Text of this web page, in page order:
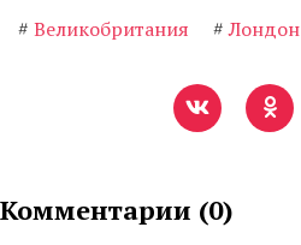
# Великобритания # Лондон
Комментарии (0)